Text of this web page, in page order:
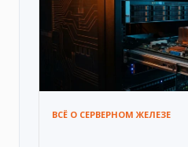
ВСЁ О СЕРВЕРНОМ ЖЕЛЕЗЕ